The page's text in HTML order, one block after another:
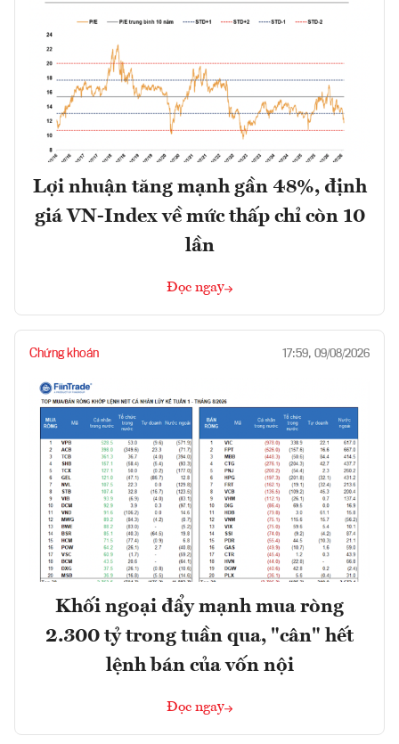
Lợi nhuận tăng mạnh gần 48%, định
giá VN-Index về mức thấp chỉ còn 10
lần
Đọc ngay
Chứng khoán 17:59, 09/08/2026
Khối ngoại đẩy mạnh mua ròng
2.300 tỷ trong tuần qua, "cân" hết
lệnh bán của vốn nội
Đọc ngay